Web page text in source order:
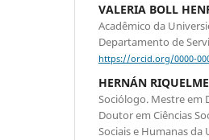
VALERIA BOLL
Acadêmico da
Departamento de
https://orcid.org/0000-
HERNÁN
Sociólogo. Mestre em
Doutor em Ciências
Sociais e Humanas